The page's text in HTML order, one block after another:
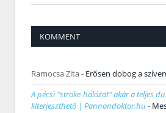
KOMMENT
Ramocsa Zita- Erősen dobog a
A pécsi "stroke-hálózat" akár a teljes
kiterjeszthető | Pannondoktor.hu -